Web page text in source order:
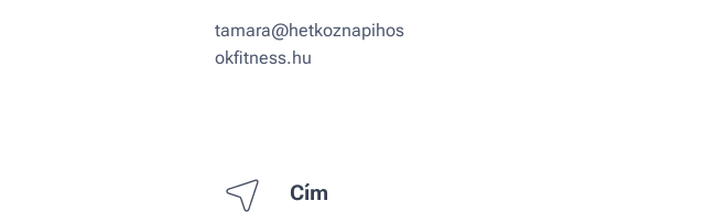
tamara@hetkoznapihos
okfitness.hu
Cím